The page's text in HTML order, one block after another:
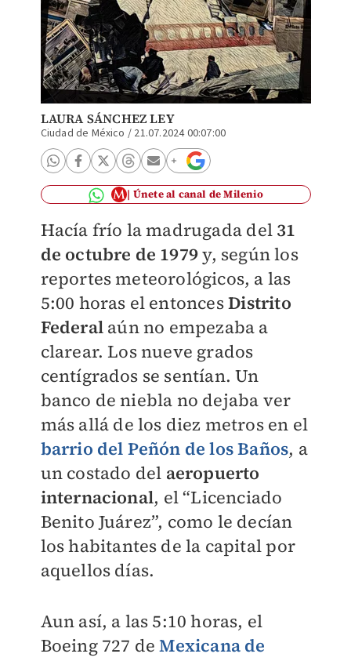
LAURA SÁNCHEZ LEY
Ciudad de México / 21.07.2024 00:07:00
Únete al canal de Milenio
Hacía frío la madrugada del 31
de octubre de 1979y, según los
reportes meteorológicos, a las
5:00 horas el entoncesDistrito
Federal aún no empezaba a
clarear. Los nueve grados
centígrados se sentían. Un
banco de niebla no dejaba ver
más allá de los diez metros en el
barrio del Peñón de los Baños, a
un costado del aeropuerto
internacional, el “Licenciado
Benito Juárez”, como le decían
los habitantes de la capital por
aquellos días.
Aun así, a las 5:10 horas, el
Boeing 727 deMexicana de